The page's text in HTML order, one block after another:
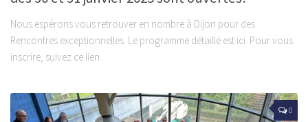
Nous espérons vous retrouver en nombre à Dijon pour des
Rencontres exceptionnelles. Le programme détaillé est ici. Pour vous
inscrire, suivez ce lien .
0